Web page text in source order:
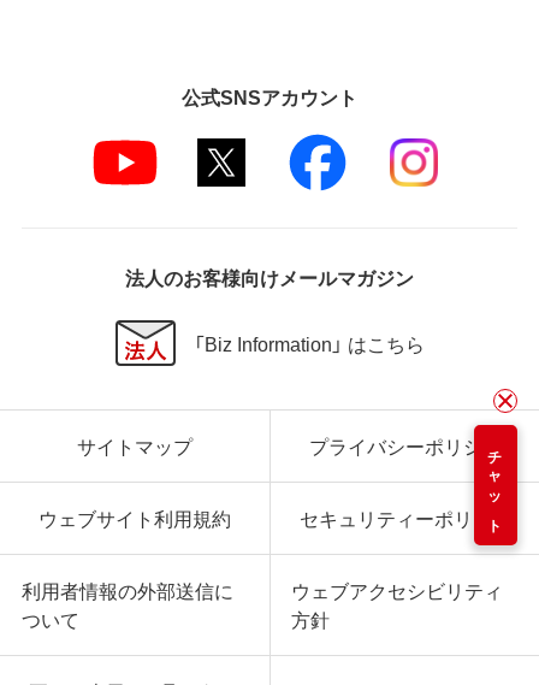
チャット
公式SNSアカウント
法人のお客様向けメールマガジン
「Biz Information」 はこちら
サイトマップ プライバシーポリシー
ウェブサイト利用規約 セキュリティーポリシー
利用者情報の外部送信に
ついて
ウェブアクセシビリティ
方針